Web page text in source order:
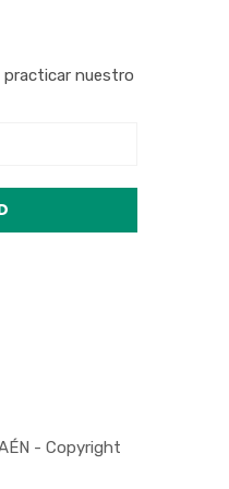
nuestro
- Copyright